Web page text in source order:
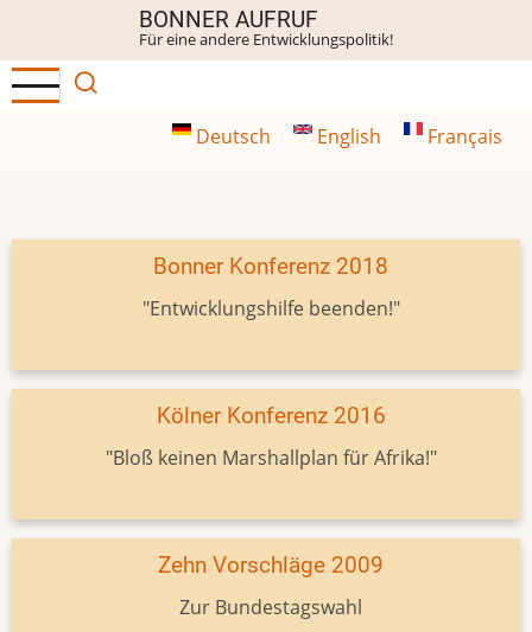
Inhalt
BONNER AUFRUF
Für eine andere Entwicklungspolitik!
Deutsch English Français
Bonner Konferenz 2018
"Entwicklungshilfe beenden!"
Kölner Konferenz 2016
"Bloß keinen Marshallplan für Afrika!"
Zehn Vorschläge 2009
Zur Bundestagswahl